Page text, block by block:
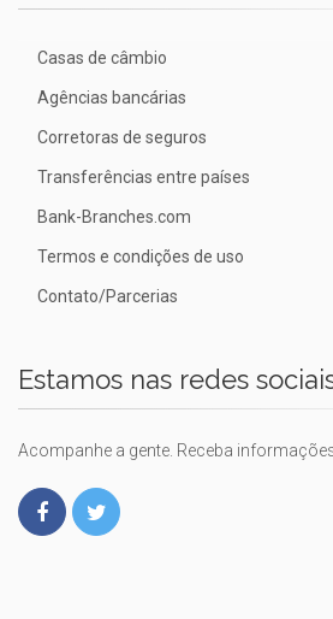
Casas de câmbio
Agências bancárias
Corretoras de seguros
Transferências entre países
Bank-Branches.com
Termos e condições de uso
Contato/Parcerias
Estamos nas redes
Acompanhe a gente. Receba